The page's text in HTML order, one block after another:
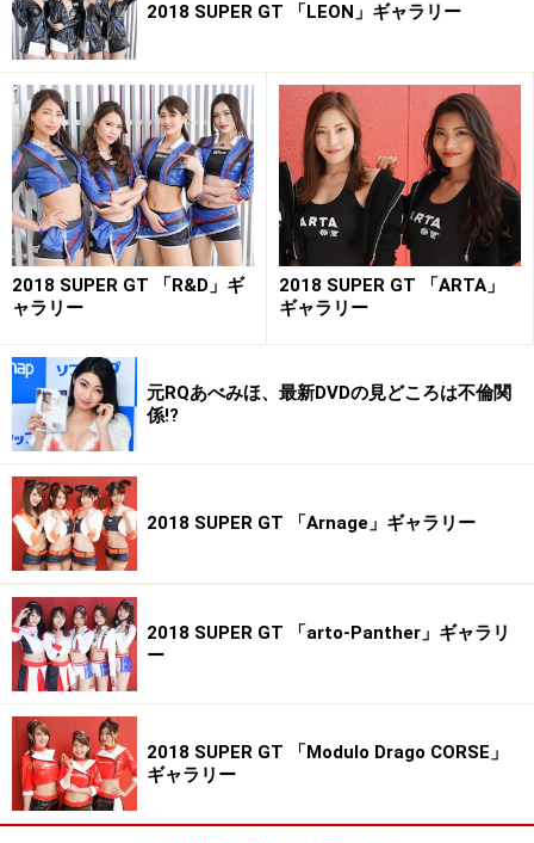
2018 SUPER GT 「LEON」ギャラリー
2018 SUPER GT 「R&D」ギ
ャラリー
2018 SUPER GT 「ARTA」
ギャラリー
元RQあべみほ、最新DVDの見どころは不倫関
係!?
2018 SUPER GT 「Arnage」ギャラリー
2018 SUPER GT 「arto-Panther」ギャラリ
ー
2018 SUPER GT 「Modulo Drago CORSE」
ギャラリー